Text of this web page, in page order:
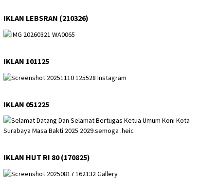
IKLAN LEBSRAN (210326)
IKLAN 101125
IKLAN 051225
IKLAN HUT RI 80 (170825)